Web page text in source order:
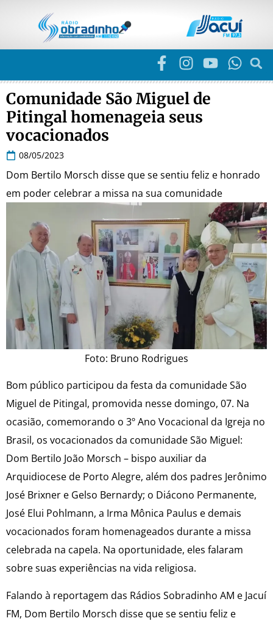
Comunidade São Miguel de
Pitingal homenageia seus
vocacionados
08/05/2023
Dom Bertilo Morsch disse que se sentiu feliz e honrado
em poder celebrar a missa na sua comunidade
Foto: Bruno Rodrigues
Bom público participou da festa da comunidade São
Miguel de Pitingal, promovida nesse domingo, 07. Na
ocasião, comemorando o 3º Ano Vocacional da Igreja no
Brasil, os vocacionados da comunidade São Miguel:
Dom Bertilo João Morsch – bispo auxiliar da
Arquidiocese de Porto Alegre, além dos padres Jerônimo
José Brixner e Gelso Bernardy; o Diácono Permanente,
José Elui Pohlmann, a Irma Mônica Paulus e demais
vocacionados foram homenageados durante a missa
celebrada na capela. Na oportunidade, eles falaram
sobre suas experiências na vida religiosa.
Falando à reportagem das Rádios Sobradinho AM e Jacuí
FM, Dom Bertilo Morsch disse que se sentiu feliz e